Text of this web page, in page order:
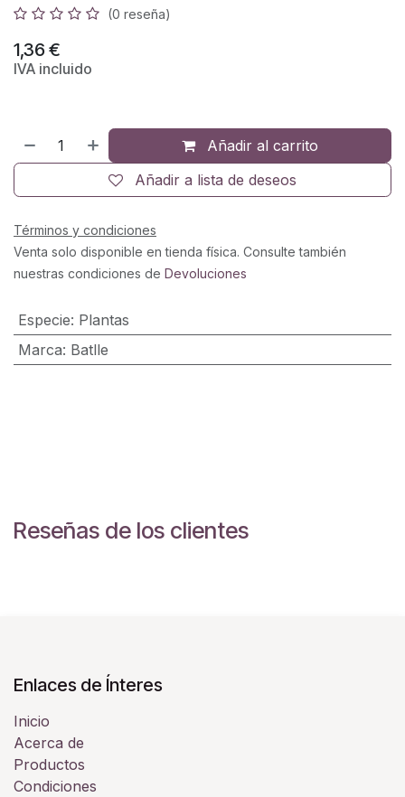
(0 reseña)
1,36 €
IVA incluido
Añadir al carrito
Añadir a lista de deseos
Términos y condiciones
Venta solo disponible en tienda física. Consulte también
nuestras condiciones de Devoluciones
Especie: Plantas
Marca: Batlle
Reseñas de los clientes
Enlaces de Ínteres
Inicio
Acerca de
Productos
Condiciones